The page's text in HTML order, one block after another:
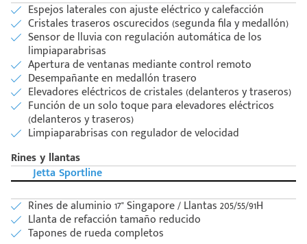
Espejos laterales con ajuste eléctrico y calefacción
Cristales traseros oscurecidos (segunda fila y medallón)
Sensor de lluvia con regulación automática de los
limpiaparabrisas
Apertura de ventanas mediante control remoto
Desempañante en medallón trasero
Elevadores eléctricos de cristales (delanteros y traseros)
Función de un solo toque para elevadores eléctricos
(delanteros y traseros)
Limpiaparabrisas con regulador de velocidad
Rines y llantas
Jetta Sportline
Rines de aluminio 17" Singapore / Llantas 205/55/91H
Llanta de refacción tamaño reducido
Tapones de rueda completos